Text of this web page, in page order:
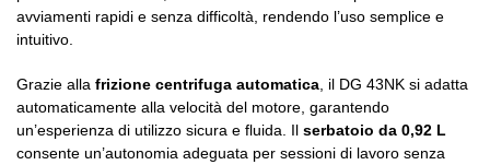
avviamenti rapidi e senza difficoltà, rendendo l’uso semplice e
intuitivo.
Grazie alla frizione centrifuga automatica , il DG 43NK si adatta
automaticamente alla velocità del motore, garantendo
un’esperienza di utilizzo sicura e fluida. Il serbatoio da 0,92 L
consente un’autonomia adeguata per sessioni di lavoro senza